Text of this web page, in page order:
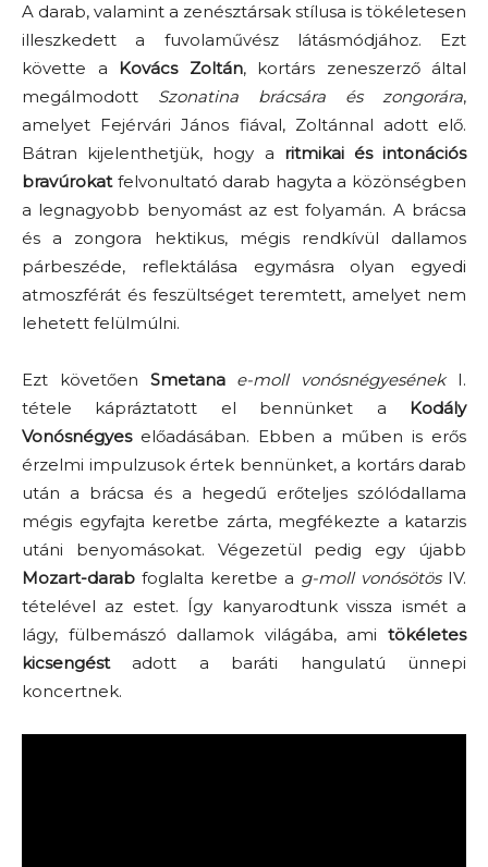
A darab, valamint a zenésztársak stílusa is tökéletesen
illeszkedett a fuvolaművész látásmódjához. Ezt
követte a Kovács Zoltán, kortárs zeneszerző által
megálmodott Szonatina brácsára és zongorára,
amelyet Fejérvári János fiával, Zoltánnal adott elő.
Bátran kijelenthetjük, hogy a ritmikai és intonációs
bravúrokatfelvonultató darab hagyta a közönségben
a legnagyobb benyomást az est folyamán. A brácsa
és a zongora hektikus, mégis rendkívül dallamos
párbeszéde, reflektálása egymásra olyan egyedi
atmoszférát és feszültséget teremtett, amelyet nem
lehetett felülmúlni.
Ezt követően Smetana e-moll vonósnégyesénekI.
tétele kápráztatott el bennünket a Kodály
Vonósnégyeselőadásában. Ebben a műben is erős
érzelmi impulzusok értek bennünket, a kortárs darab
után a brácsa és a hegedű erőteljes szólódallama
mégis egyfajta keretbe zárta, megfékezte a katarzis
utáni benyomásokat. Végezetül pedig egy újabb
Mozart-darab foglalta keretbe a g-moll vonósötösIV.
tételével az estet. Így kanyarodtunk vissza ismét a
lágy, fülbemászó dallamok világába, ami tökéletes
kicsengéstadott a baráti hangulatú ünnepi
koncertnek.